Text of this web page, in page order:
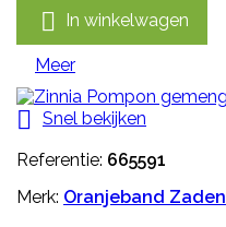
 In winkelwagen
Meer
 Snel bekijken
Referentie: 665591
Merk: Oranjeband Zaden